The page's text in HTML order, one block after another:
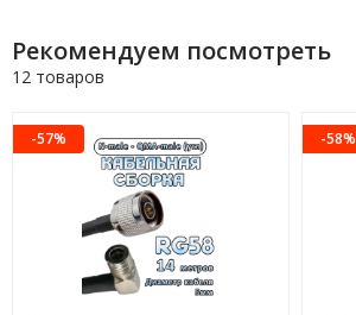
Рекомендуем посмотреть
12 товаров
-57% -58%